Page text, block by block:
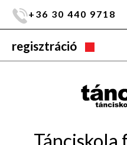
+36 30 440 9718
regisztráció